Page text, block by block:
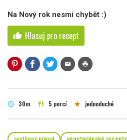
Na Nový rok nesmí chybět :)
thumb_up Hlasuj pro recept
mail print
schedule 30m restaurant 5 porcí star jednoduché